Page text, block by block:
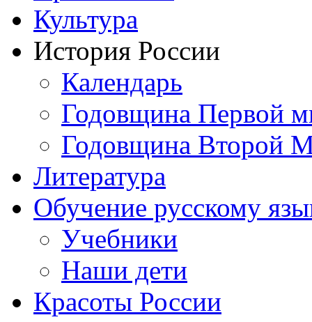
Культура
История России
Календарь
Годовщина Первой
Годовщина Второй
Литература
Обучение русскому
Учебники
Наши дети
Красоты России